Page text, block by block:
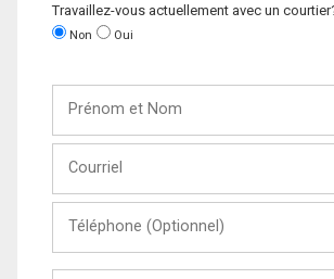
Travaillez-vous actuellement avec un
Non Oui
Nom
(Optionnel)
Message